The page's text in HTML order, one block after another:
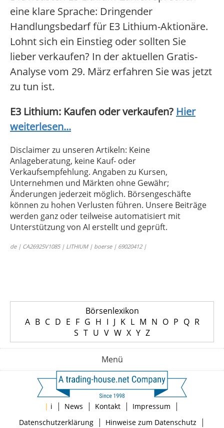
eine klare Sprache: Dringender
Handlungsbedarf für E3 Lithium-Aktionäre.
Lohnt sich ein Einstieg oder sollten Sie
lieber verkaufen? In der aktuellen Gratis-
Analyse vom 29. März erfahren Sie was jetzt
zu tun ist.
E3 Lithium: Kaufen oder verkaufen? Hier
weiterlesen...
Disclaimer zu unseren Artikeln: Keine
Anlageberatung, keine Kauf- oder
Verkaufsempfehlung. Angaben zu Kursen,
Unternehmen und Märkten ohne Gewähr;
Änderungen jederzeit möglich. Börsengeschäfte
können zu hohen Verlusten führen. Unsere Beiträge
werden ganz oder teilweise automatisiert mit
Unterstützung von AI erstellt und geprüft.
de | CA26925V1085 | LITHIUM | boerse | 69020412 |
Börsenlexikon
A B C D E F G H I J K L M N O P Q R
S T U V W X Y Z
Menü
| i | News | Kontakt | Impressum |
Datenschutzerklärung| Hinweise zum Datenschutz |